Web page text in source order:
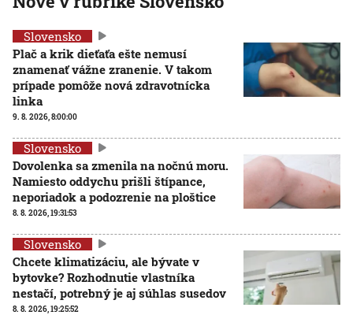
Slovensko
Plač a krik dieťaťa ešte nemusí
znamenať vážne zranenie. V takom
prípade pomôže nová zdravotnícka
linka
9. 8. 2026, 8:00:00
Slovensko
Dovolenka sa zmenila na nočnú moru.
Namiesto oddychu prišli štípance,
neporiadok a podozrenie na ploštice
8. 8. 2026, 19:31:53
Slovensko
Chcete klimatizáciu, ale bývate v
bytovke? Rozhodnutie vlastníka
nestačí, potrebný je aj súhlas susedov
8. 8. 2026, 19:25:52